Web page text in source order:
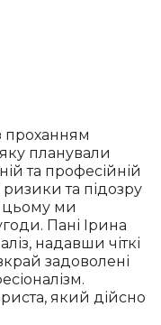
проханням
планували
та професійній
та підозру
цьому ми
Пані Ірина
надавши чіткі
задоволені
який дійсно